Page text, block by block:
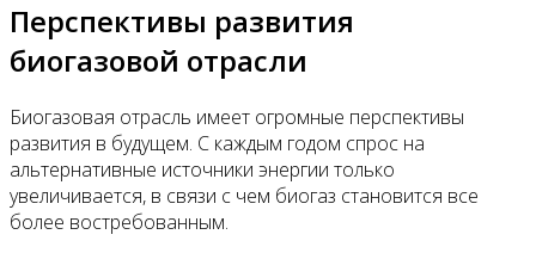
Перспективы развития
биогазовой отрасли
Биогазовая отрасль имеет огромные перспективы
развития в будущем. С каждым годом спрос на
альтернативные источники энергии только
увеличивается, в связи с чем биогаз становится все
более востребованным.